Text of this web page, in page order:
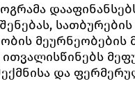
მეურნეობების
ითვალისწინებს
და